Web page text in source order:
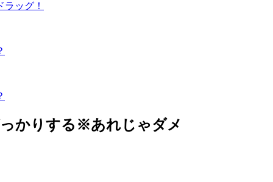
ッグ！
かりする※あれじゃダメ